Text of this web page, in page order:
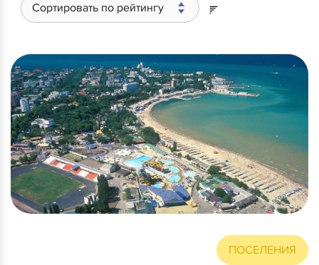
Сортировать по рейтингу
ПОСЕЛЕНИЯ